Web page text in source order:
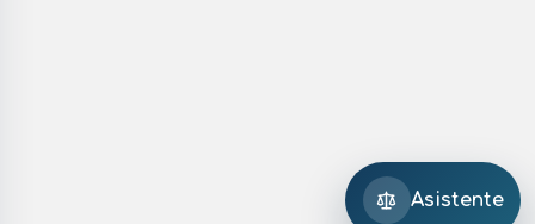
Asistente